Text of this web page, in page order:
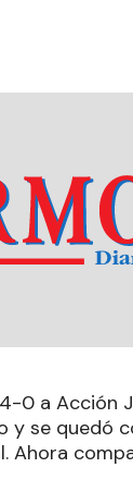
0 a Acción
y se quedó
Ahora